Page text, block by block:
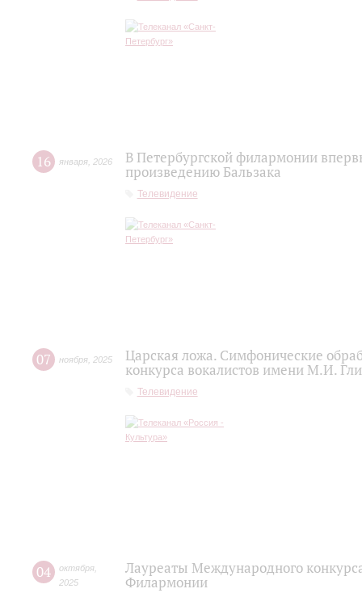
16 января 2026
В Петербургской филармонии
произведению Бальзака
Телевидение
07 ноября 2025
Царская ложа. Симфонические
конкурса вокалистов имени М.И.
Телевидение
04 октября
2025
Лауреаты Международного
Филармонии